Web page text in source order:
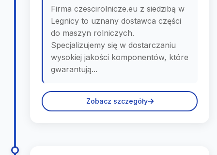
Firma czescirolnicze.eu z siedzibą w
Legnicy to uznany dostawca części
do maszyn rolniczych.
Specjalizujemy się w dostarczaniu
wysokiej jakości komponentów, które
gwarantują...
Zobacz szczegóły